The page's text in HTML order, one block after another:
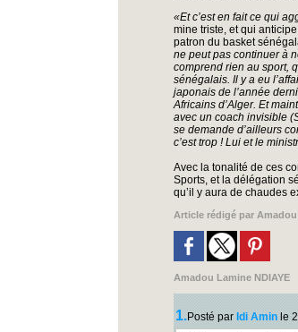
«Et c’est en fait ce qui
mine triste, et qui
patron du basket
ne peut pas continuer à
comprend rien au sport,
sénégalais. Il y a eu
japonais de l’année
Africains d’Alger. Et
avec un coach invisible
se demande d’ailleurs
c’est trop ! Lui et le
Avec la tonalité de ces
Sports, et la délégation
qu’il y aura de chaudes
Article rédigé par
Amadou Lamine NDIAYE
1.Posté par Idi Amin le